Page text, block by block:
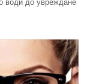
води до увреждане